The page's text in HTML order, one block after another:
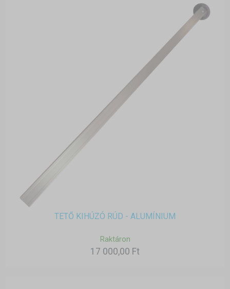
TETŐ KIHÚZÓ RÚD - ALUMÍNIUM
Raktáron
17 000,00 Ft